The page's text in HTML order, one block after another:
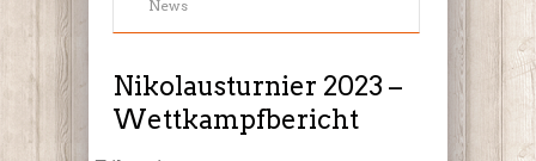
–
News
Nikolausturnier 2023 –
Wettkampfbericht